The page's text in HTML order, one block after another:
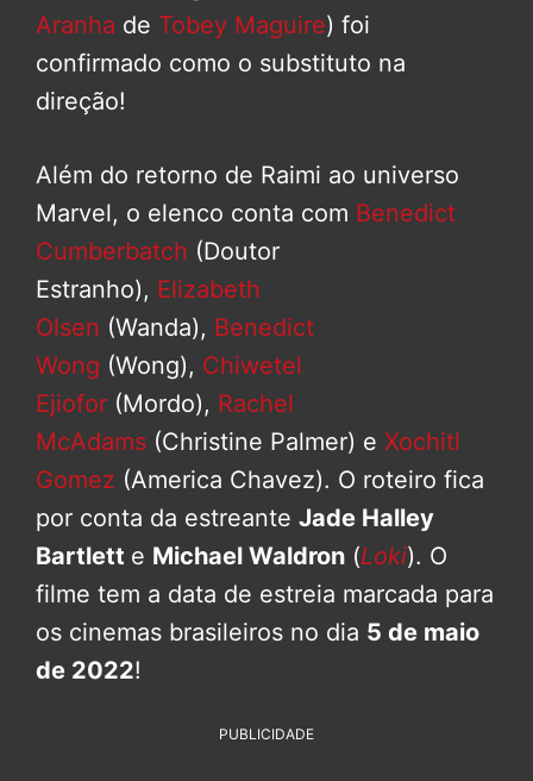
Aranha de Tobey Maguire) foi
confirmado como o substituto na
direção!
Além do retorno de Raimi ao universo
Marvel, o elenco conta com Benedict
Cumberbatch (Doutor
Estranho), Elizabeth
Olsen (Wanda), Benedict
Wong (Wong), Chiwetel
Ejiofor (Mordo), Rachel
McAdams (Christine Palmer) e Xochitl
Gomez (America Chavez). O roteiro fica
por conta da estreante Jade Halley
Bartlett e Michael Waldron (Loki). O
filme tem a data de estreia marcada para
os cinemas brasileiros no dia 5 de maio
de 2022!
PUBLICIDADE